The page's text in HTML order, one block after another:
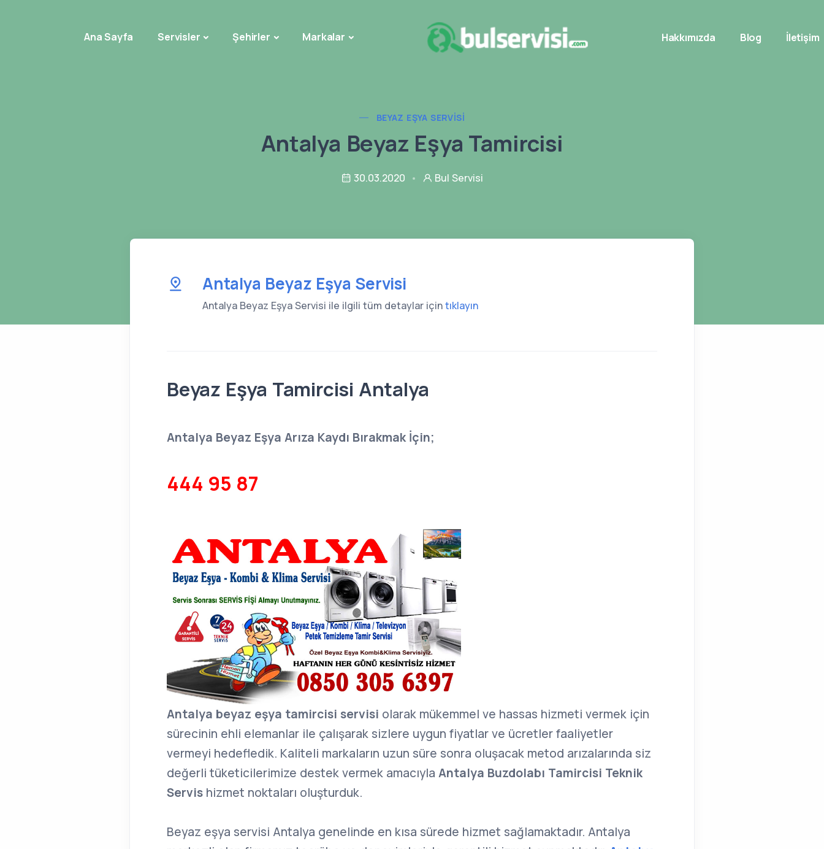
Ana Sayfa Servisler Şehirler Markalar Hakkımızda Blog İletişim
BEYAZ EŞYA SERVISI
Antalya Beyaz Eşya Tamircisi
30.03.2020 Bul Servisi
Antalya Beyaz Eşya Servisi
Antalya Beyaz Eşya Servisi ile ilgili tüm detaylar içintıklayın
Beyaz Eşya Tamircisi Antalya
Antalya Beyaz Eşya Arıza Kaydı Bırakmak İçin;
444 95 87
Antalya beyaz eşya tamircisi servisi olarak mükemmel ve hassas hizmeti vermek için
sürecinin ehli elemanlar ile çalışarak sizlere uygun fiyatlar ve ücretler faaliyetler
vermeyi hedefledik. Kaliteli markaların uzun süre sonra oluşacak metod arızalarında siz
değerli tüketicilerimize destek vermek amacıyla Antalya Buzdolabı Tamircisi Teknik
Servis hizmet noktaları oluşturduk.
Beyaz eşya servisi Antalya genelinde en kısa sürede hizmet sağlamaktadır. Antalya